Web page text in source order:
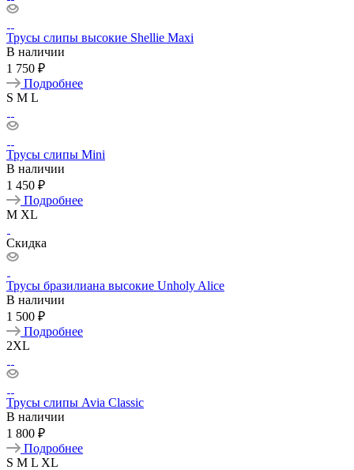
Трусы слипы высокие Shellie Maxi
В наличии
1 750 ₽
Подробнее
S M L
Трусы слипы Mini
В наличии
1 450 ₽
Подробнее
M XL
Скидка
Трусы бразилиана высокие Unholy Alice
В наличии
1 500 ₽
Подробнее
2XL
Трусы слипы Avia Classic
В наличии
1 800 ₽
Подробнее
S M L XL